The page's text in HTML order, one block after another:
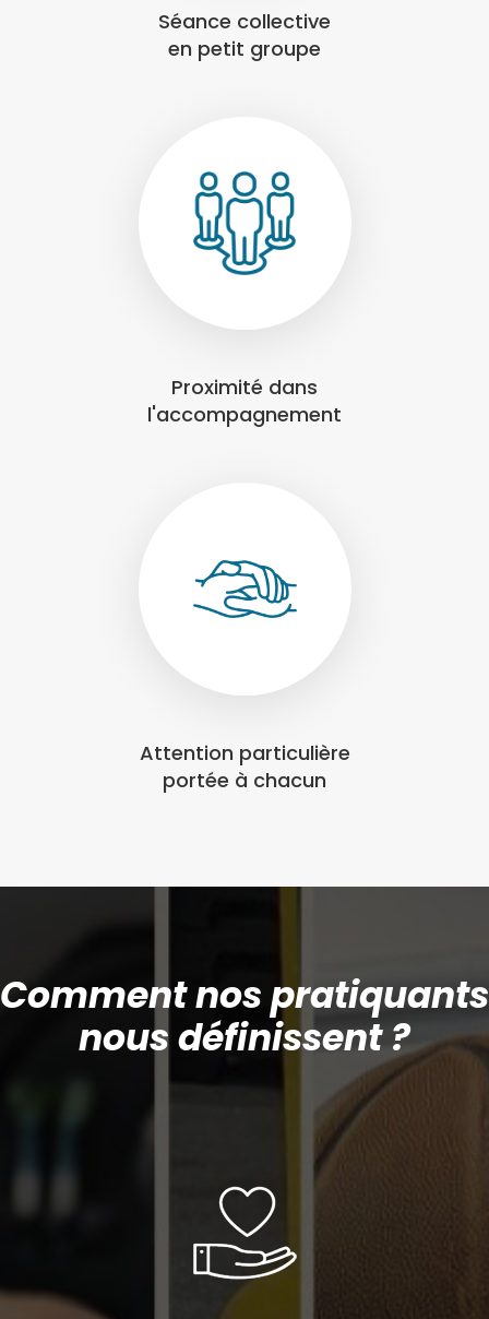
Séance collective
en petit groupe
Proximité dans
l'accompagnement
Attention particulière
portée à chacun
Comment nos pratiquants
nous définissent ?